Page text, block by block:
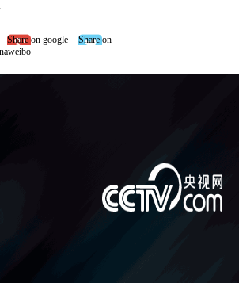
Share on google
Share on